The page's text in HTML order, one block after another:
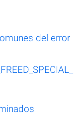
del error